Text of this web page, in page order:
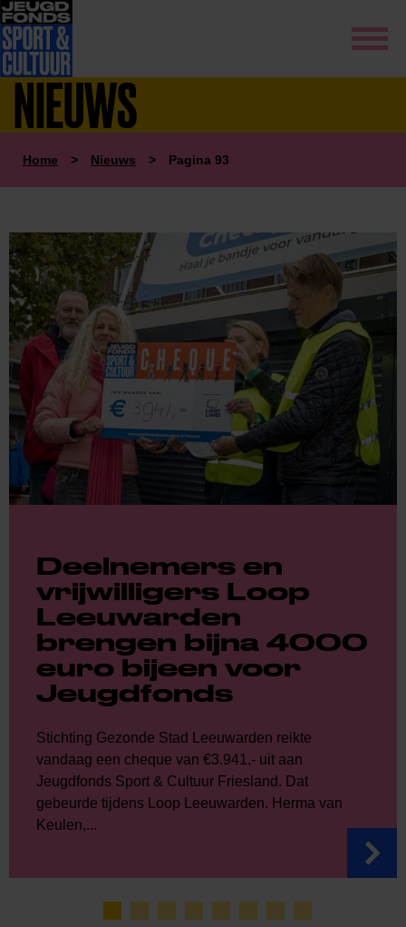
NIEUWS
Home > Nieuws > Pagina 93
Deelnemers en
vrijwilligers Loop
Leeuwarden
brengen bijna 4000
euro bijeen voor
Jeugdfonds
Stichting Gezonde Stad Leeuwarden reikte
vandaag een cheque van €3.941,- uit aan
Jeugdfonds Sport & Cultuur Friesland. Dat
gebeurde tijdens Loop Leeuwarden. Herma van
Keulen,...